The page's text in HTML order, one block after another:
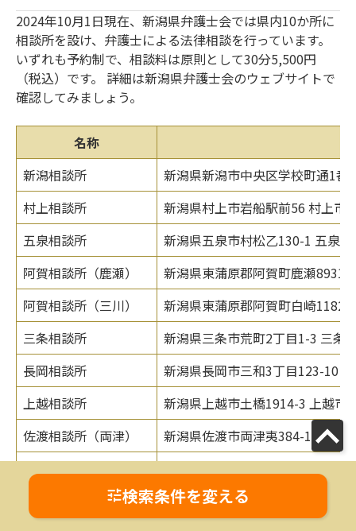
2024年10月1日現在、新潟県弁護士会では県内10か所に
相談所を設け、弁護士による法律相談を行っています。
いずれも予約制で、相談料は原則として30分5,500円
（税込）です。 詳細は新潟県弁護士会のウェブサイトで
確認してみましょう。
名称
新潟相談所
新潟県新潟市中央区学校町通1
村上相談所
新潟県村上市岩船駅前56 村上市
五泉相談所
新潟県五泉市村松乙130-1 五泉
阿賀相談所（鹿瀬）
新潟県東蒲原郡阿賀町鹿瀬8931-
阿賀相談所（三川）
新潟県東蒲原郡阿賀町白崎1182
三条相談所
新潟県三条市荒町2丁目1-3 三条
長岡相談所
新潟県長岡市三和3丁目123-10
上越相談所
新潟県上越市土橋1914-3 上越市
佐渡相談所（両津）
新潟県佐渡市両津夷384-11 あい
日本弁護士連合会「全国の弁護士会・弁護士会
連合会」
検索条件を変える